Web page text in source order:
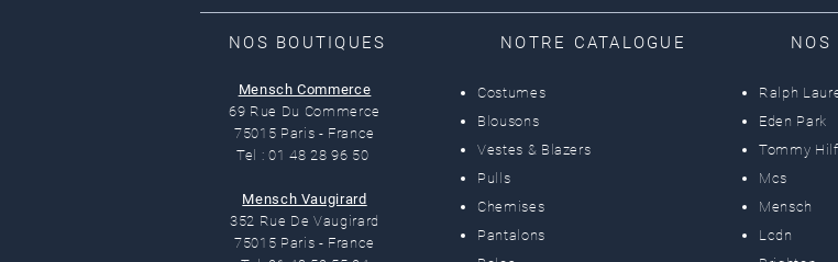
NOS BOUTIQUES
Mensch Commerce
69 Rue Du Commerce
75015 Paris - France
Tel : 01 48 28 96 50
Mensch Vaugirard
352 Rue De Vaugirard
75015 Paris - France
NOTRE CATALOGUE
Costumes
Blousons
Vestes & Blazers
Pulls
Chemises
Pantalons
NOS
Ralph
Eden Park
Tommy
Mcs
Mensch
Lcdn